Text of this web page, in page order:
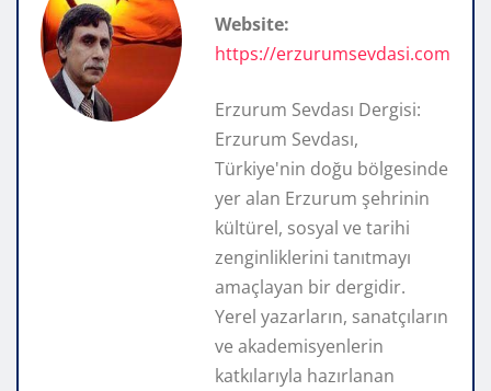
Website:
https://erzurumsevdasi.com
Erzurum Sevdası Dergisi:
Erzurum Sevdası,
Türkiye'nin doğu bölgesinde
yer alan Erzurum şehrinin
kültürel, sosyal ve tarihi
zenginliklerini tanıtmayı
amaçlayan bir dergidir.
Yerel yazarların, sanatçıların
ve akademisyenlerin
katkılarıyla hazırlanan